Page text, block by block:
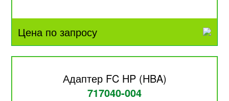
Цена по запросу
Адаптер FC HP (HBA)
717040-004